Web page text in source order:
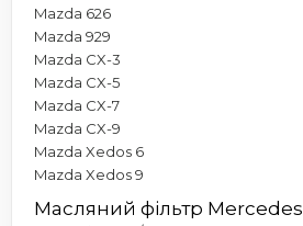
Mazda 626
Mazda 929
Mazda CX-3
Mazda CX-5
Mazda CX-7
Mazda CX-9
Mazda Xedos 6
Mazda Xedos 9
Масляний фільтр Mercedes